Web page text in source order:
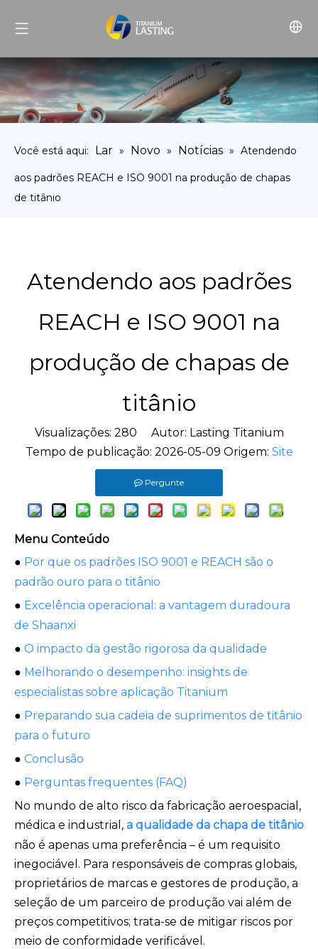
Você está aqui: Lar » Novo » Notícias » Atendendo
aos padrões REACH e ISO 9001 na produção de chapas
de titânio
Atendendo aos padrões
REACH e ISO 9001 na
produção de chapas de
titânio
Visualizações: 280 Autor: Lasting Titanium
Tempo de publicação: 2026-05-09 Origem: Site
Pergunte
Menu Conteúdo
● Por que os padrões ISO 9001 e REACH são o
padrão ouro para o titânio
● Excelência operacional: a vantagem duradoura
de Shaanxi
● O impacto da gestão rigorosa da qualidade
● Melhorando o desempenho: insights de
especialistas sobre aplicação Titanium
● Preparando sua cadeia de suprimentos de titânio
para o futuro
● Conclusão
● Perguntas frequentes (FAQ)
No mundo de alto risco da fabricação aeroespacial,
médica e industrial, a qualidade da chapa de titânio
não é apenas uma preferência – é um requisito
inegociável. Para responsáveis ​​de compras globais,
proprietários de marcas e gestores de produção, a
seleção de um parceiro de produção vai além de
preços competitivos; trata-se de mitigar riscos por
meio de conformidade verificável.